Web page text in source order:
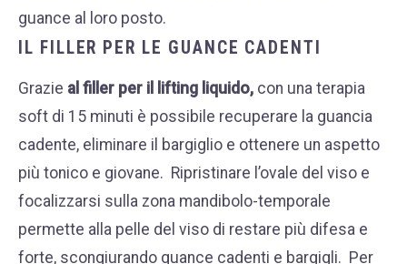
guance al loro posto.
IL FILLER PER LE GUANCE CADENTI
Grazie al filler per il lifting liquido, con una terapia
soft di 15 minuti è possibile recuperare la guancia
cadente, eliminare il bargiglio e ottenere un aspetto
più tonico e giovane. Ripristinare l’ovale del viso e
focalizzarsi sulla zona mandibolo-temporale
permette alla pelle del viso di restare più difesa e
forte, scongiurando guance cadenti e bargigli. Per